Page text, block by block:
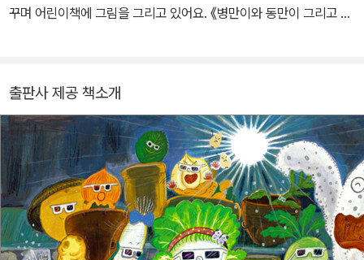
꾸며 어린이책에 그림을 그리고 있어요. 《병만이와 동만이 그리고 만
출판사 제공 책소개